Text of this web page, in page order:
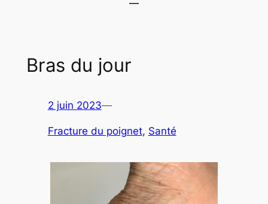
Bras du jour
2 juin 2023—
Fracture du poignet, Santé